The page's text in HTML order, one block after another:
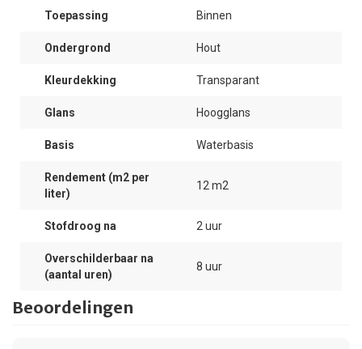
Toepassing Binnen
Ondergrond Hout
Kleurdekking Transparant
Glans Hoogglans
Basis Waterbasis
Rendement (m2 per
liter)
12 m2
Stofdroog na 2 uur
Overschilderbaar na
(aantal uren)
8 uur
Beoordelingen